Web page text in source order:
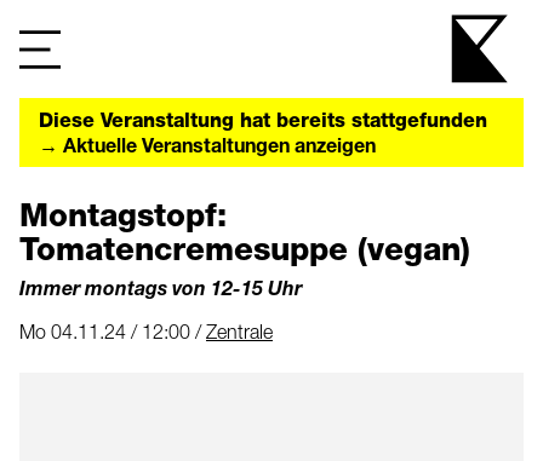
Diese Veranstaltung hat bereits stattgefunden
→ Aktuelle Veranstaltungen anzeigen
Montagstopf:
Tomatencremesuppe (vegan)
Immer montags von 12-15 Uhr
Mo 04.11.24 / 12:00 /Zentrale